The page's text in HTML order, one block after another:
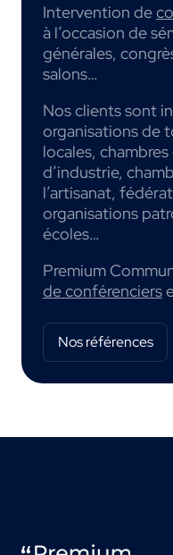
Intervention de
à l’occasion de
générales,
salons…
Nos clients sont
organisations de
locales,
d’industrie,
l’artisanat,
organisations
écoles…
Premium
de conférenciers
Nos références